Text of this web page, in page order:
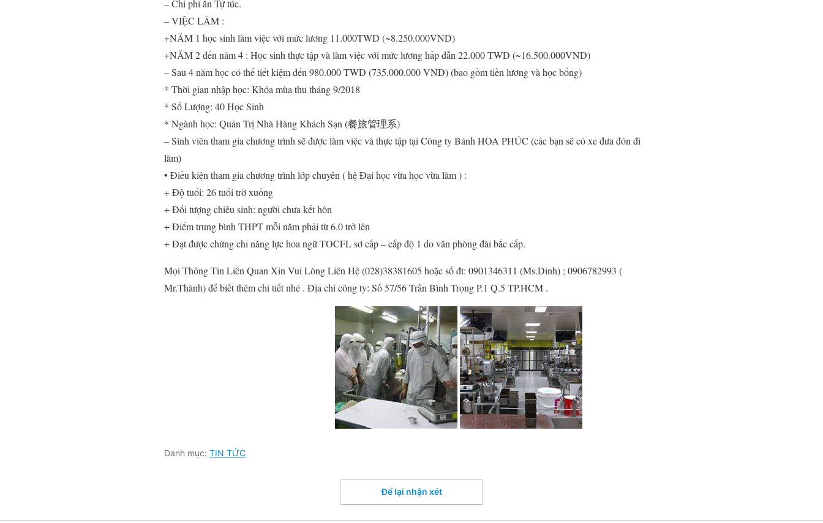
– Chi phí ăn Tự túc.
– VIỆC LÀM :
+NĂM 1 học sinh làm việc với mức lương 11.000TWD (~8.250.000VND)
+NĂM 2 đến năm 4 : Học sinh thực tập và làm việc với mức lương hấp dẫn 22.000 TWD (~16.500.000VND)
– Sau 4 năm học có thể tiết kiệm đến 980.000 TWD (735.000.000 VND) (bao gồm tiền lương và học bổng)
* Thời gian nhập học: Khóa mùa thu tháng 9/2018
* Số Lượng: 40 Học Sinh
* Ngành học: Quản Trị Nhà Hàng Khách Sạn (餐旅管理系)
– Sinh viên tham gia chương trình sẽ được làm việc và thực tập tại Công ty Bánh HOA PHÚC (các bạn sẽ có xe đưa đón đi
làm)
• Điều kiện tham gia chương trình lớp chuyên ( hệ Đại học vừa học vừa làm ) :
+ Độ tuổi: 26 tuổi trở xuống
+ Đối tượng chiêu sinh: người chưa kết hôn
+ Điểm trung bình THPT mỗi năm phải từ 6.0 trở lên
+ Đạt được chứng chỉ năng lực hoa ngữ TOCFL sơ cấp – cấp độ 1 do văn phòng đài bắc cấp.
Mọi Thông Tin Liên Quan Xin Vui Lòng Liên Hệ (028)38381605 hoặc số đt: 0901346311 (Ms.Dinh) ; 0906782993 (
Mr.Thành) để biết thêm chi tiết nhé . Địa chỉ công ty: Số 57/56 Trần Bình Trọng P.1 Q.5 TP.HCM .
Danh mục: TIN TỨC
Để lại nhận xét